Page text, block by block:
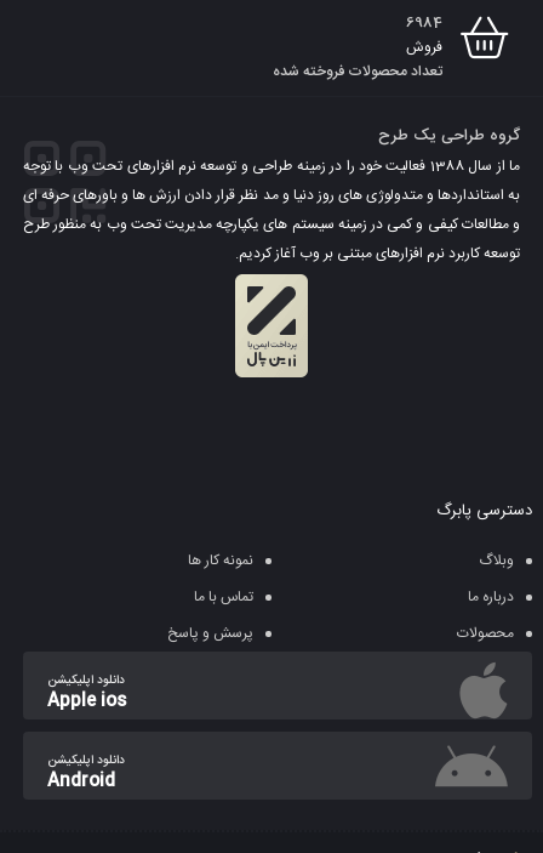
6984
فروش
تعداد محصولات فروخته شده
گروه طراحی یک طرح
ما از سال 1388 فعالیت خود را در زمینه طراحی و توسعه نرم افزارهای تحت وب با توجه
به استانداردها و متدولوژی های روز دنیا و مد نظر قرار دادن ارزش ها و باورهای حرفه ای
و مطالعات کیفی و کمی در زمینه سیستم های یکپارچه مدیریت تحت وب به منظور طرح
توسعه کاربرد نرم افزارهای مبتنی بر وب آغاز کردیم.
دسترسی پابرگ
وبلاگ
نمونه کار ها
درباره ما
تماس با ما
محصولات
پرسش و پاسخ
دانلود اپلیکیشن
Apple ios
دانلود اپلیکیشن
Android